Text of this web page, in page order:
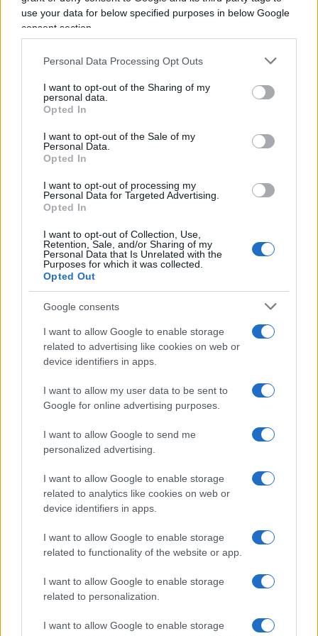
use your data for below specified purposes in below Google
consent section.
Personal Data Processing Opt Outs
I want to opt-out of the Sharing of my
personal data.
Opted In
I want to opt-out of the Sale of my
Personal Data.
Opted In
I want to opt-out of processing my
Personal Data for Targeted Advertising.
Opted In
I want to opt-out of Collection, Use,
Retention, Sale, and/or Sharing of my
Personal Data that Is Unrelated with the
Purposes for which it was collected.
Opted Out
Google consents
I want to allow Google to enable storage
related to advertising like cookies on web or
device identifiers in apps.
I want to allow my user data to be sent to
Google for online advertising purposes.
I want to allow Google to send me
personalized advertising.
I want to allow Google to enable storage
related to analytics like cookies on web or
device identifiers in apps.
I want to allow Google to enable storage
related to functionality of the website or app.
I want to allow Google to enable storage
related to personalization.
I want to allow Google to enable storage
fondazione più importante e più influente di
questa galassia europea è la britannica
Society, nella quale D’Alema è di casa. LaFabian
prende il nome da Quinto Fabio Massimo, detto il
Temporeggiatore . Il fabianesimo, difatti, fin dalla
sua fondazione nel 1884, crede nella graduale
portino gradualmente appunto al socialismo, a
differenza del marxismo che predica un
cambiamento rivoluzionario. Ma sempre al
socialismo, al collettivismo essa mira. LaFabian
tendenzialmente contraria alla proprietà privata,
in particolar modo quella dei piccoli proprietari e
piccoli imprenditori.
Uno dei tanti fabiani illustri del passato è quel
George Orwell, autore di
un futuro distopico dell’umanità mai così vicino
alla realtà come oggi. Tutti i massimi esponenti
Society. Quelli del passato e quelli del presente.
Tony Blair, Gordon Brown, Jeremy Corbin, l’attuale
leader dei laburisti Keir Starmer e la sua vice
Angela Rayner, sono, o sono stati, tutti fabiani.
Starmer fa parte del comitato esecutivo della
Fabiane Sadiq Khan, sindaco laburista di Londra,
ne è addirittura vicepresidente. A proposito di
Gordon Brown, ultimo premier laburista, Roberto
Speranza si vanta del fatto che suo cugino Ken ne
inglese da parte di madre. LaFabian Societyè al
tempo stesso fortemente elitaria e convintamente
collettivista, lo stesso John Maynard Keynes era